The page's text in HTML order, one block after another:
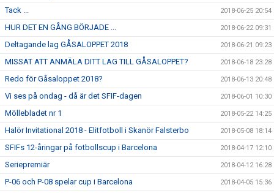
Tack ... 2018-06-25 20:54
HUR DET EN GÅNG BÖRJADE ... 2018-06-22 09:31
Deltagande lag GÅSALOPPET 2018 2018-06-21 09:23
MISSAT ATT ANMÄLA DITT LAG TILL GÅSALOPPET? 2018-06-18 23:28
Redo för Gåsaloppet 2018? 2018-06-13 20:48
Vi ses på ondag - då är det SFIF-dagen 2018-06-01 10:30
Möllebladet nr 1 2018-05-22 14:25
Halör Invitational 2018 - Elitfotboll i Skanör Falsterbo 2018-05-08 18:14
SFIFs 12-åringar på fotbollscup i Barcelona 2018-04-17 12:10
Seriepremiär 2018-04-12 16:28
P-06 och P-08 spelar cup i Barcelona 2018-04-05 15:36